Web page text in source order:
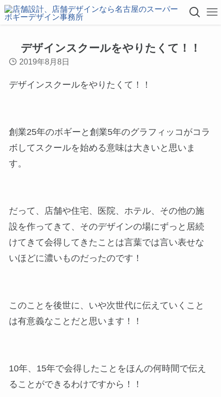
デザインスクールをやりたくて！！
2019年8月8日
デザインスクールをやりたくて！！
創業25年のボギーと創業5年のグラフィッコがコラ
ボしてスクールを始める意味は大きいと思いま
す。
だって、店舗や住宅、医院、ホテル、その他の施
設を作ってきて、そのデザインの場にずっと居続
けてきて会得してきたことは言葉では言い表せな
いほどに濃いものだったのです！
このことを後世に、いや次世代に伝えていくこと
は有意義なことだと思います！！
10年、15年で会得したことをほんの何時間で伝え
ることができるわけですから！！